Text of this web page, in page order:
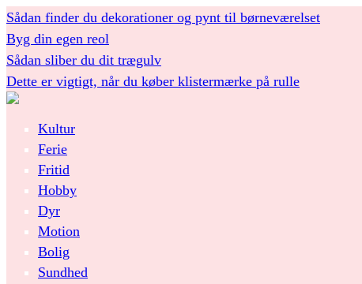
Sådan finder du dekorationer og pynt til børneværelset
Byg din egen reol
Sådan sliber du dit trægulv
Dette er vigtigt, når du køber klistermærke på rulle
Kultur
Ferie
Fritid
Hobby
Dyr
Motion
Bolig
Sundhed